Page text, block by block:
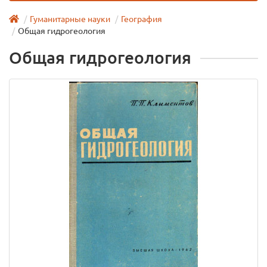
Гуманитарные науки
География
Общая гидрогеология
Общая гидрогеология